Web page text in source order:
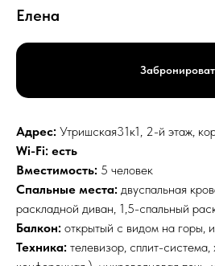
Елена
Адрес: Утришская31к1, 2-й этаж,
Wi-Fi: есть
Вместимость: 5 человек
Спальные места: двуспальная
раскладной диван, 1,5-спальный
Балкон: открытый с видом на горы,
Техника: телевизор, сплит-